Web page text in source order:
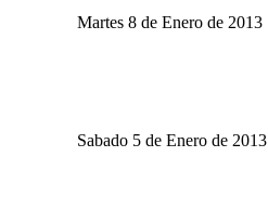
Martes 8 de Enero de 2013
Sabado 5 de Enero de 2013